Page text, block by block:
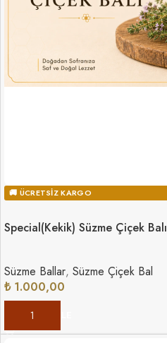
🚚 ÜCRETSIZ KARGO
Special(Kekik) Süzme Çiçek Balı
Süzme Ballar, Süzme Çiçek Bal
₺1.000,00
SEPETE EKLE